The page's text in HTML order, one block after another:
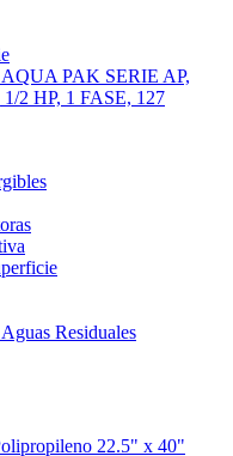
PAK SERIE AP,
2 HP, 1 FASE, 127
Residuales